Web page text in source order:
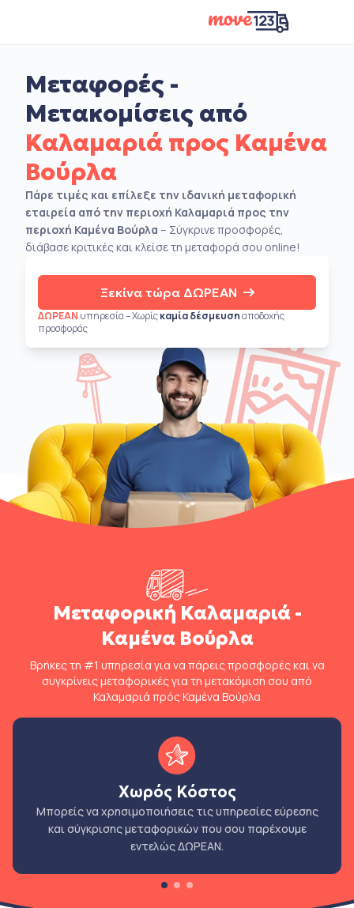
Μεταφορές -
Μετακομίσεις από
Καλαμαριά προς Καμένα
Βούρλα
Πάρε τιμές και επίλεξε την ιδανική μεταφορική
εταιρεία από την περιοχή Καλαμαριά προς την
περιοχή Καμένα Βούρλα – Σύγκρινε προσφορές,
διάβασε κριτικές και κλείσε τη μεταφορά σου online!
Ξεκίνα τώρα ΔΩΡΕΑΝ
ΔΩΡΕΑΝ υπηρεσία – Χωρίςκαμία δέσμευσηαποδοχής
προσφοράς
Μεταφορική Καλαμαριά -
Καμένα Βούρλα
Βρήκες τη #1 υπηρεσία για να πάρεις προσφορές και να
συγκρίνεις μεταφορικές για τη μετακόμιση σου από
Καλαμαριά πρός Καμένα Βούρλα
Χωρός Κόστος
Μπορείς να χρησιμοποιήσεις τις υπηρεσίες εύρεσης
και σύγκρισης μεταφορικών που σου παρέχουμε
εντελώς ΔΩΡΕΑΝ.